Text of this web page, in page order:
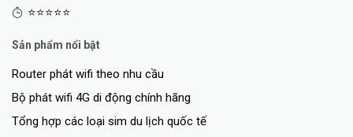
⭐⭐⭐⭐⭐
Sản phẩm nổi bật
Router phát wifi theo nhu cầu
Bộ phát wifi 4G di động chính hãng
Tổng hợp các loại sim du lịch quốc tế